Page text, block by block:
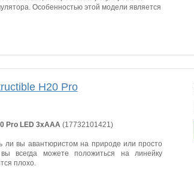
Особенностью этой модели является
H20 Pro
Pro LED 3хААА (17732101421)
ли вы авантюристом на природе или просто
всегда можете положиться на линейку
плохо.